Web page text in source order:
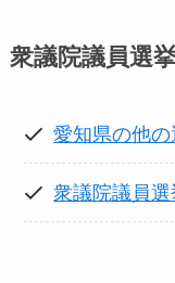
衆議院議員選
愛知県の他
衆議院議員